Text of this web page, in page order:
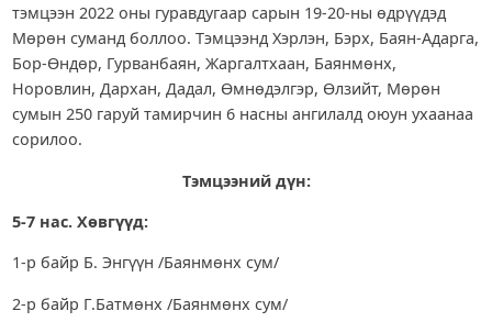
тэмцээн 2022 оны гуравдугаар сарын 19-20-ны өдрүүдэд
Мөрөн суманд боллоо. Тэмцээнд Хэрлэн, Бэрх, Баян-Адарга,
Бор-Өндөр, Гурванбаян, Жаргалтхаан, Баянмөнх,
Норовлин, Дархан, Дадал, Өмнөдэлгэр, Өлзийт, Мөрөн
сумын 250 гаруй тамирчин 6 насны ангилалд оюун ухаанаа
сорилоо.
Тэмцээний дүн:
5-7 нас. Хөвгүүд:
1-р байр Б. Энгүүн /Баянмөнх сум/
2-р байр Г.Батмөнх /Баянмөнх сум/